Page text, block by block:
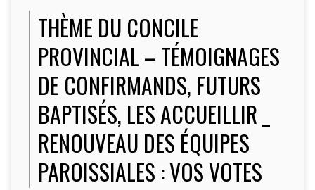
THÈME DU CONCILE
PROVINCIAL – TÉMOIGNAGES
DE CONFIRMANDS, FUTURS
BAPTISÉS, LES ACCUEILLIR _
RENOUVEAU DES ÉQUIPES
PAROISSIALES : VOS VOTES